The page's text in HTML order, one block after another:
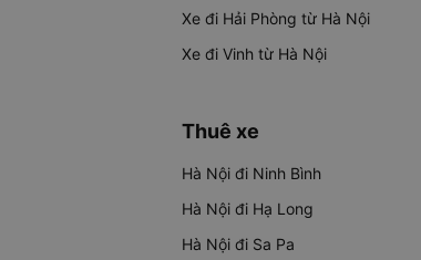
Xe đi Hải Phòng từ Hà Nội
Xe đi Vinh từ Hà Nội
Thuê xe
Hà Nội đi Ninh Bình
Hà Nội đi Hạ Long
Hà Nội đi Sa Pa